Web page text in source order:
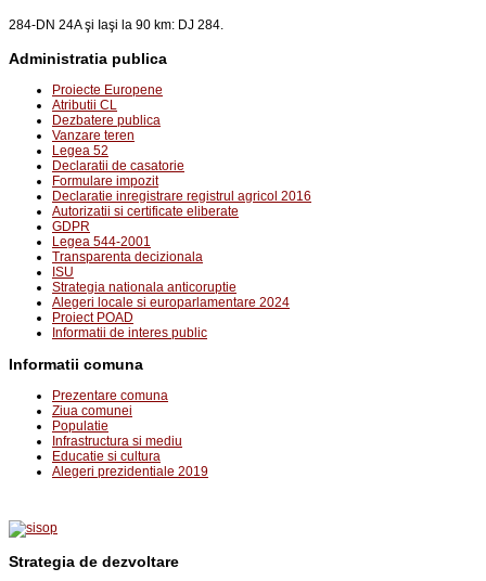
284-DN 24A şi Iaşi la 90 km: DJ 284.
Administratia publica
Proiecte Europene
Atributii CL
Dezbatere publica
Vanzare teren
Legea 52
Declaratii de casatorie
Formulare impozit
Declaratie inregistrare registrul agricol 2016
Autorizatii si certificate eliberate
GDPR
Legea 544-2001
Transparenta decizionala
ISU
Strategia nationala anticoruptie
Alegeri locale si europarlamentare 2024
Proiect POAD
Informatii de interes public
Informatii comuna
Prezentare comuna
Ziua comunei
Populatie
Infrastructura si mediu
Educatie si cultura
Alegeri prezidentiale 2019
Strategia de dezvoltare